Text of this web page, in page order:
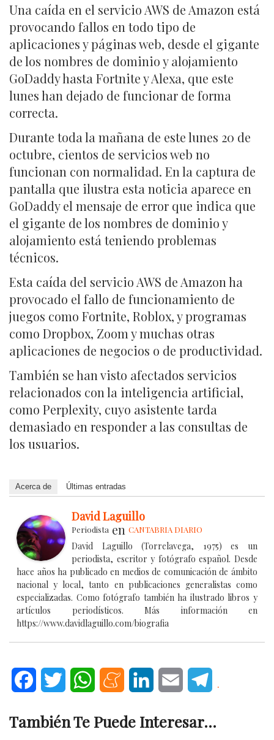
Una caída en el servicio AWS de Amazon está
provocando fallos en todo tipo de
aplicaciones y páginas web, desde el gigante
de los nombres de dominio y alojamiento
GoDaddy hasta Fortnite y Alexa, que este
lunes han dejado de funcionar de forma
correcta.
Durante toda la mañana de este lunes 20 de
octubre, cientos de servicios web no
funcionan con normalidad. En la captura de
pantalla que ilustra esta noticia aparece en
GoDaddy el mensaje de error que indica que
el gigante de los nombres de dominio y
alojamiento está teniendo problemas
técnicos.
Esta caída del servicio AWS de Amazon ha
provocado el fallo de funcionamiento de
juegos como Fortnite, Roblox, y programas
como Dropbox, Zoom y muchas otras
aplicaciones de negocios o de productividad.
También se han visto afectados servicios
relacionados con la inteligencia artificial,
como Perplexity, cuyo asistente tarda
demasiado en responder a las consultas de
los usuarios.
Acerca de Últimas entradas
David Laguillo
Periodista en CANTABRIA DIARIO
David Laguillo (Torrelavega, 1975) es un
periodista, escritor y fotógrafo español. Desde
hace años ha publicado en medios de comunicación de ámbito
nacional y local, tanto en publicaciones generalistas como
especializadas. Como fotógrafo también ha ilustrado libros y
artículos periodísticos. Más información en
https://www.davidlaguillo.com/biografia
FacebookTwitter WhatsAppMeneameLinkedInEmail .
También Te Puede Interesar...